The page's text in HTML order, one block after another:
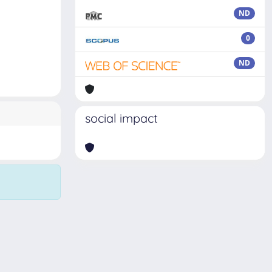
ND
0
ND
social impact